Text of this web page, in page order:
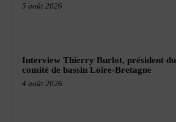
5 août 2026
Interview Thierry Burlot, président du
comité de bassin Loire-Bretagne
4 août 2026